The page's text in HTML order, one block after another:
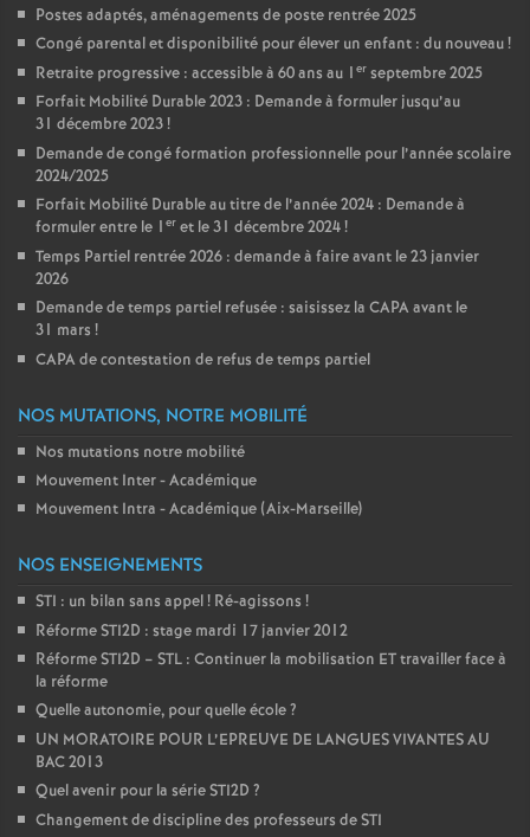
Postes adaptés, aménagements de poste rentrée 2025
Congé parental et disponibilité pour élever un enfant : du nouveau!
Retraite progressive : accessible à 60 ans au 1 er septembre 2025
Forfait Mobilité Durable 2023 : Demande à formuler jusqu’au
31 décembre 2023!
Demande de congé formation professionnelle pour l’année scolaire
2024/2025
Forfait Mobilité Durable au titre de l’année 2024 : Demande à
formuler entre le 1 er et le 31 décembre 2024!
Temps Partiel rentrée 2026 : demande à faire avant le 23 janvier
2026
Demande de temps partiel refusée : saisissez la CAPA avant le
31 mars !
CAPA de contestation de refus de temps partiel
NOS MUTATIONS, NOTRE MOBILITÉ
Nos mutations notre mobilité
Mouvement Inter - Académique
Mouvement Intra - Académique (Aix-Marseille)
NOS ENSEIGNEMENTS
STI : un bilan sans appel! Ré-agissons !
Réforme STI2D : stage mardi 17 janvier 2012
Réforme STI2D – STL : Continuer la mobilisation ET travailler face à
la réforme
Quelle autonomie, pour quelle école?
UN MORATOIRE POUR L’EPREUVE DE LANGUES VIVANTES AU
BAC 2013
Quel avenir pour la série STI2D ?
Changement de discipline des professeurs de STI